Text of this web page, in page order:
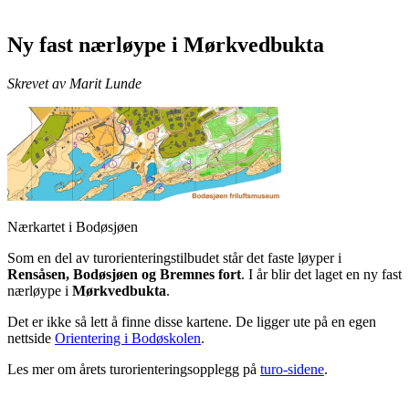
Ny fast nærløype i Mørkvedbukta
Skrevet av Marit Lunde
Nærkartet i Bodøsjøen
Som en del av turorienteringstilbudet står det faste løyper i
Rensåsen, Bodøsjøen og Bremnes fort. I år blir det laget en ny fast
nærløype i Mørkvedbukta.
Det er ikke så lett å finne disse kartene. De ligger ute på en egen
nettside Orientering i Bodøskolen.
Les mer om årets turorienteringsopplegg på turo-sidene.